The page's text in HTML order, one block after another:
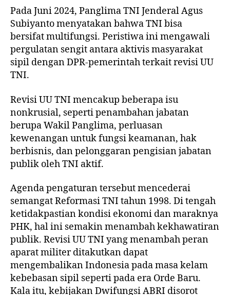
Pada Juni 2024, Panglima TNI Jenderal Agus
Subiyanto menyatakan bahwa TNI bisa
bersifat multifungsi. Peristiwa ini mengawali
pergulatan sengit antara aktivis masyarakat
sipil dengan DPR-pemerintah terkait revisi UU
TNI.
Revisi UU TNI mencakup beberapa isu
nonkrusial, seperti penambahan jabatan
berupa Wakil Panglima, perluasan
kewenangan untuk fungsi keamanan, hak
berbisnis, dan pelonggaran pengisian jabatan
publik oleh TNI aktif.
Agenda pengaturan tersebut mencederai
semangat Reformasi TNI tahun 1998. Di tengah
ketidakpastian kondisi ekonomi dan maraknya
PHK, hal ini semakin menambah kekhawatiran
publik. Revisi UU TNI yang menambah peran
aparat militer ditakutkan dapat
mengembalikan Indonesia pada masa kelam
kebebasan sipil seperti pada era Orde Baru.
Kala itu, kebijakan Dwifungsi ABRI disorot